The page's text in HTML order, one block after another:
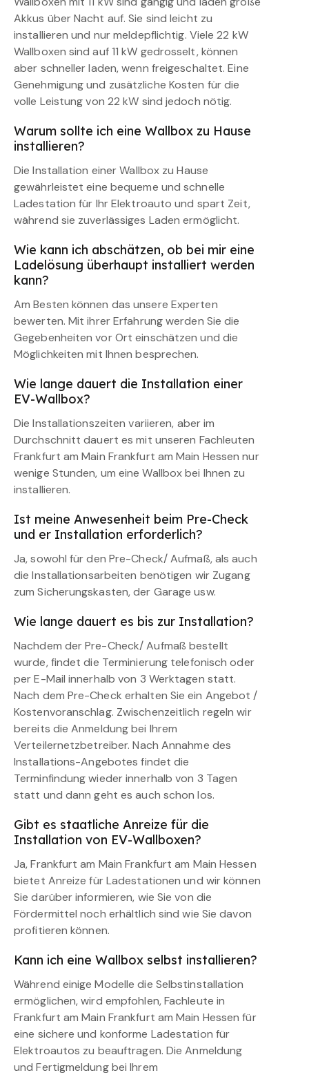
Akkus über Nacht auf. Sie sind leicht zu
installieren und nur meldepflichtig. Viele 22 kW
Wallboxen sind auf 11 kW gedrosselt, können
aber schneller laden, wenn freigeschaltet. Eine
Genehmigung und zusätzliche Kosten für die
volle Leistung von 22 kW sind jedoch nötig.
Warum sollte ich eine Wallbox zu Hause
installieren?
Die Installation einer Wallbox zu Hause
gewährleistet eine bequeme und schnelle
Ladestation für Ihr Elektroauto und spart Zeit,
während sie zuverlässiges Laden ermöglicht.
Wie kann ich abschätzen, ob bei mir eine
Ladelösung überhaupt installiert werden
kann?
Am Besten können das unsere Experten
bewerten. Mit ihrer Erfahrung werden Sie die
Gegebenheiten vor Ort einschätzen und die
Möglichkeiten mit Ihnen besprechen.
Wie lange dauert die Installation einer
EV-Wallbox?
Die Installationszeiten variieren, aber im
Durchschnitt dauert es mit unseren Fachleuten
Frankfurt am Main Frankfurt am Main Hessen nur
wenige Stunden, um eine Wallbox bei Ihnen zu
installieren.
Ist meine Anwesenheit beim Pre-Check
und er Installation erforderlich?
Ja, sowohl für den Pre-Check/ Aufmaß, als auch
die Installationsarbeiten benötigen wir Zugang
zum Sicherungskasten, der Garage usw.
Wie lange dauert es bis zur Installation?
Nachdem der Pre-Check/ Aufmaß bestellt
wurde, findet die Terminierung telefonisch oder
per E-Mail innerhalb von 3 Werktagen statt.
Nach dem Pre-Check erhalten Sie ein Angebot /
Kostenvoranschlag. Zwischenzeitlich regeln wir
bereits die Anmeldung bei Ihrem
Verteilernetzbetreiber. Nach Annahme des
Installations-Angebotes findet die
Terminfindung wieder innerhalb von 3 Tagen
statt und dann geht es auch schon los.
Gibt es staatliche Anreize für die
Installation von EV-Wallboxen?
Ja, Frankfurt am Main Frankfurt am Main Hessen
bietet Anreize für Ladestationen und wir können
Sie darüber informieren, wie Sie von die
Fördermittel noch erhältlich sind wie Sie davon
profitieren können.
Kann ich eine Wallbox selbst installieren?
Während einige Modelle die Selbstinstallation
ermöglichen, wird empfohlen, Fachleute in
Frankfurt am Main Frankfurt am Main Hessen für
eine sichere und konforme Ladestation für
Elektroautos zu beauftragen. Die Anmeldung
und Fertigmeldung bei Ihrem